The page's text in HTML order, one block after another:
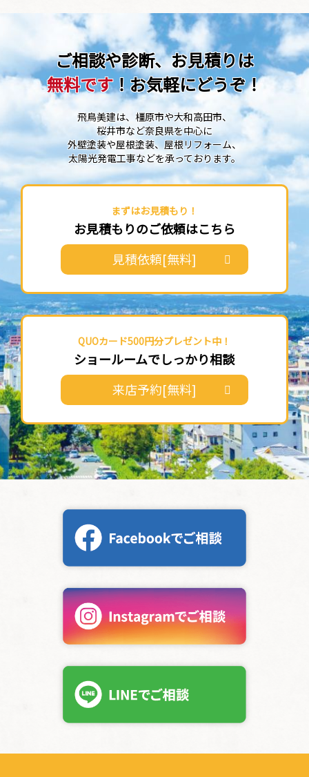
ご相談や診断、お見積りは
無料です！お気軽にどうぞ！
飛鳥美建は、橿原市や大和高田市、
桜井市など奈良県を中心に
外壁塗装や屋根塗装、屋根リフォーム、
太陽光発電工事などを承っております。
まずはお見積もり！
お見積もりのご依頼はこちら
見積依頼[無料]
QUOカード500円分プレゼント中！
ショールームでしっかり相談
来店予約[無料]